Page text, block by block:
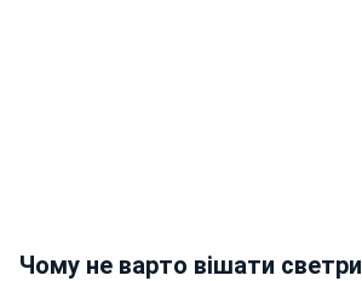
Чому не варто вішати светри